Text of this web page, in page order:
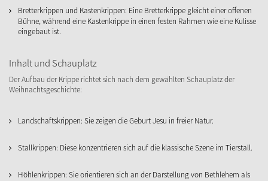
Bretterkrippen und Kastenkrippen: Eine Bretterkrippe gleicht einer offenen
Bühne, während eine Kastenkrippe in einen festen Rahmen wie eine Kulisse
eingebaut ist.
Inhalt und Schauplatz
Der Aufbau der Krippe richtet sich nach dem gewählten Schauplatz der
Weihnachtsgeschichte:
Landschaftskrippen: Sie zeigen die Geburt Jesu in freier Natur.
Stallkrippen: Diese konzentrieren sich auf die klassische Szene im Tierstall.
Höhlenkrippen: Sie orientieren sich an der Darstellung von Bethlehem als